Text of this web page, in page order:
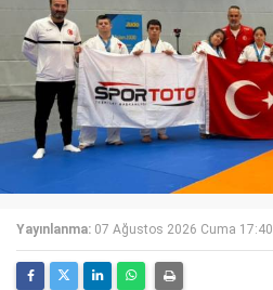
Yayınlanma: 07 Ağustos 2026 Cuma 17:40